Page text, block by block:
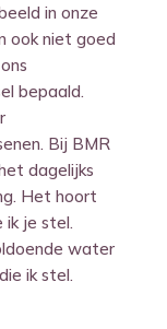
in onze
ook niet goed
bepaald.
Bij BMR
dagelijks
Het hoort
ik je stel.
water
ik stel.